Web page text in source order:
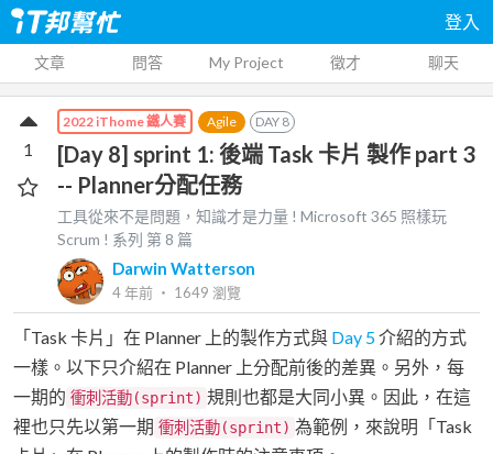
登入
文章 問答 My Project 徵才 聊天
2022 iThome 鐵人賽 Agile DAY 8
[Day 8] sprint 1: 後端 Task 卡片 製作 part 3
-- Planner分配任務
工具從來不是問題，知識才是力量 ! Microsoft 365 照樣玩
Scrum ! 系列 第 8 篇
Darwin Watterson
4 年前 ‧ 1649 瀏覽
1
「Task 卡片」在 Planner 上的製作方式與 Day 5介紹的方式
一樣。以下只介紹在 Planner 上分配前後的差異。另外，每
一期的 衝刺活動(sprint) 規則也都是大同小異。因此，在這
裡也只先以第一期 衝刺活動(sprint) 為範例，來說明「Task